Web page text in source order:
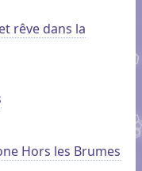
rêve dans la
Hors les Brumes